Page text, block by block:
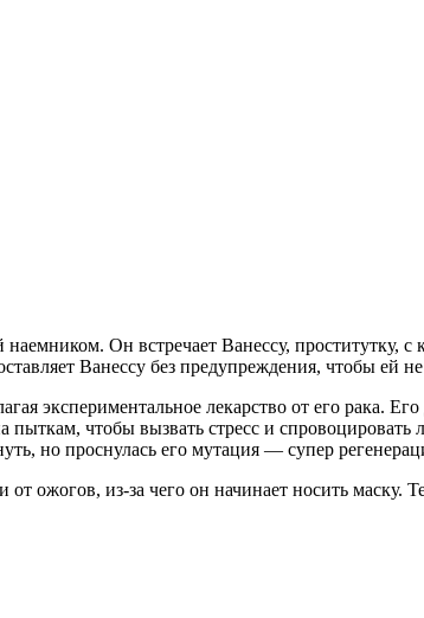
Он встречает Ванессу, проститутку, с
Ванессу без предупреждения, чтобы ей
экспериментальное лекарство от его рака.
чтобы вызвать стресс и
но проснулась его мутация — супер
ожогов, из-за чего он начинает носить маску.